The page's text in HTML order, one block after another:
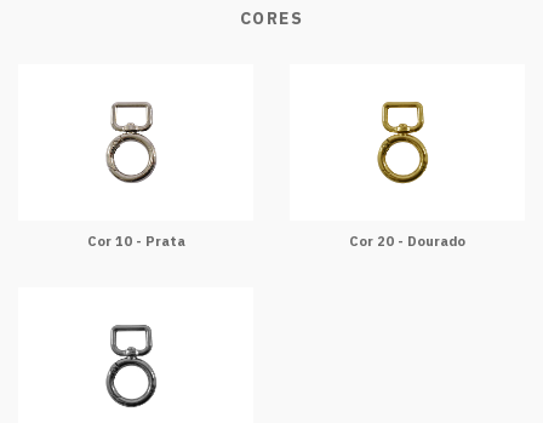
CORES
Cor 10 - Prata Cor 20 - Dourado